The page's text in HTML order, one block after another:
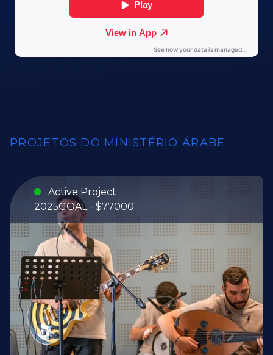
PROJETOS DO MINISTÉRIO ÁRABE
Active Project
2025GOAL - $77000